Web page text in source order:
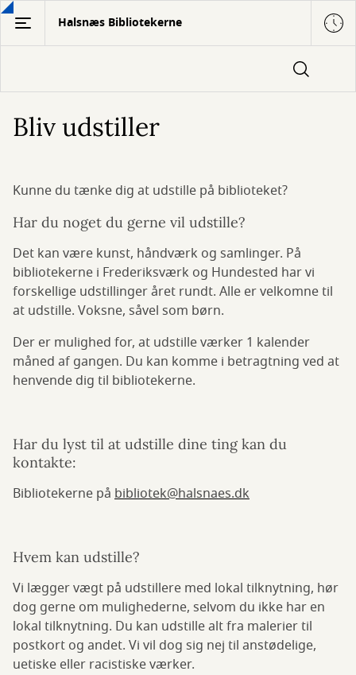
Gå
hovedindhold
Halsnæs Bibliotekerne
Bliv udstiller
Kunne du tænke dig at udstille på biblioteket?
Har du noget du gerne vil udstille?
Det kan være kunst, håndværk og samlinger. På
bibliotekerne i Frederiksværk og Hundested har vi
forskellige udstillinger året rundt. Alle er velkomne til
at udstille. Voksne, såvel som børn.
Der er mulighed for, at udstille værker 1 kalender
måned af gangen. Du kan komme i betragtning ved at
henvende dig til bibliotekerne.
Har du lyst til at udstille dine ting kan du
kontakte:
Bibliotekerne på bibliotek@halsnaes.dk
Hvem kan udstille?
Vi lægger vægt på udstillere med lokal tilknytning, hør
dog gerne om mulighederne, selvom du ikke har en
lokal tilknytning. Du kan udstille alt fra malerier til
postkort og andet. Vi vil dog sig nej til anstødelige,
uetiske eller racistiske værker.